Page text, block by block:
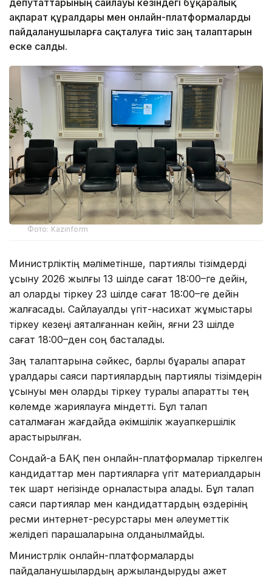
ақпарат құралдары мен онлайн-платформаларды
пайдаланушыларға сақталуға тиіс заң талаптарын
еске салды.
Фото: Kazinform
Министрліктің мәліметінше, партиялық тізімдерді
ұсыну 2026 жылғы 13 шілде сағат 18:00–ге дейін,
ал оларды тіркеу 23 шілде сағат 18:00–ге дейін
жалғасады. Сайлауалды үгіт-насихат жұмыстары
тіркеу кезеңі аяқталғаннан кейін, яғни 23 шілде
сағат 18:00–ден соң басталады.
Заң талаптарына сәйкес, барлық бұқаралық ақпарат
құралдары саяси партиялардың партиялық тізімдерін
ұсынуы мен оларды тіркеу туралы ақпаратты тең
көлемде жариялауға міндетті. Бұл талап
сақталмаған жағдайда әкімшілік жауапкершілік
қарастырылған.
Сондай-ақ БАҚ пен онлайн-платформалар тіркелген
кандидаттар мен партияларға үгіт материалдарын
тек шарт негізінде орналастыра алады. Бұл талап
саяси партиялар мен кандидаттардың өздерінің
ресми интернет-ресурстары мен әлеуметтік
желідегі парақшаларына қолданылмайды.
Министрлік онлайн-платформаларды
пайдаланушылардың қаржыландыруды қажет